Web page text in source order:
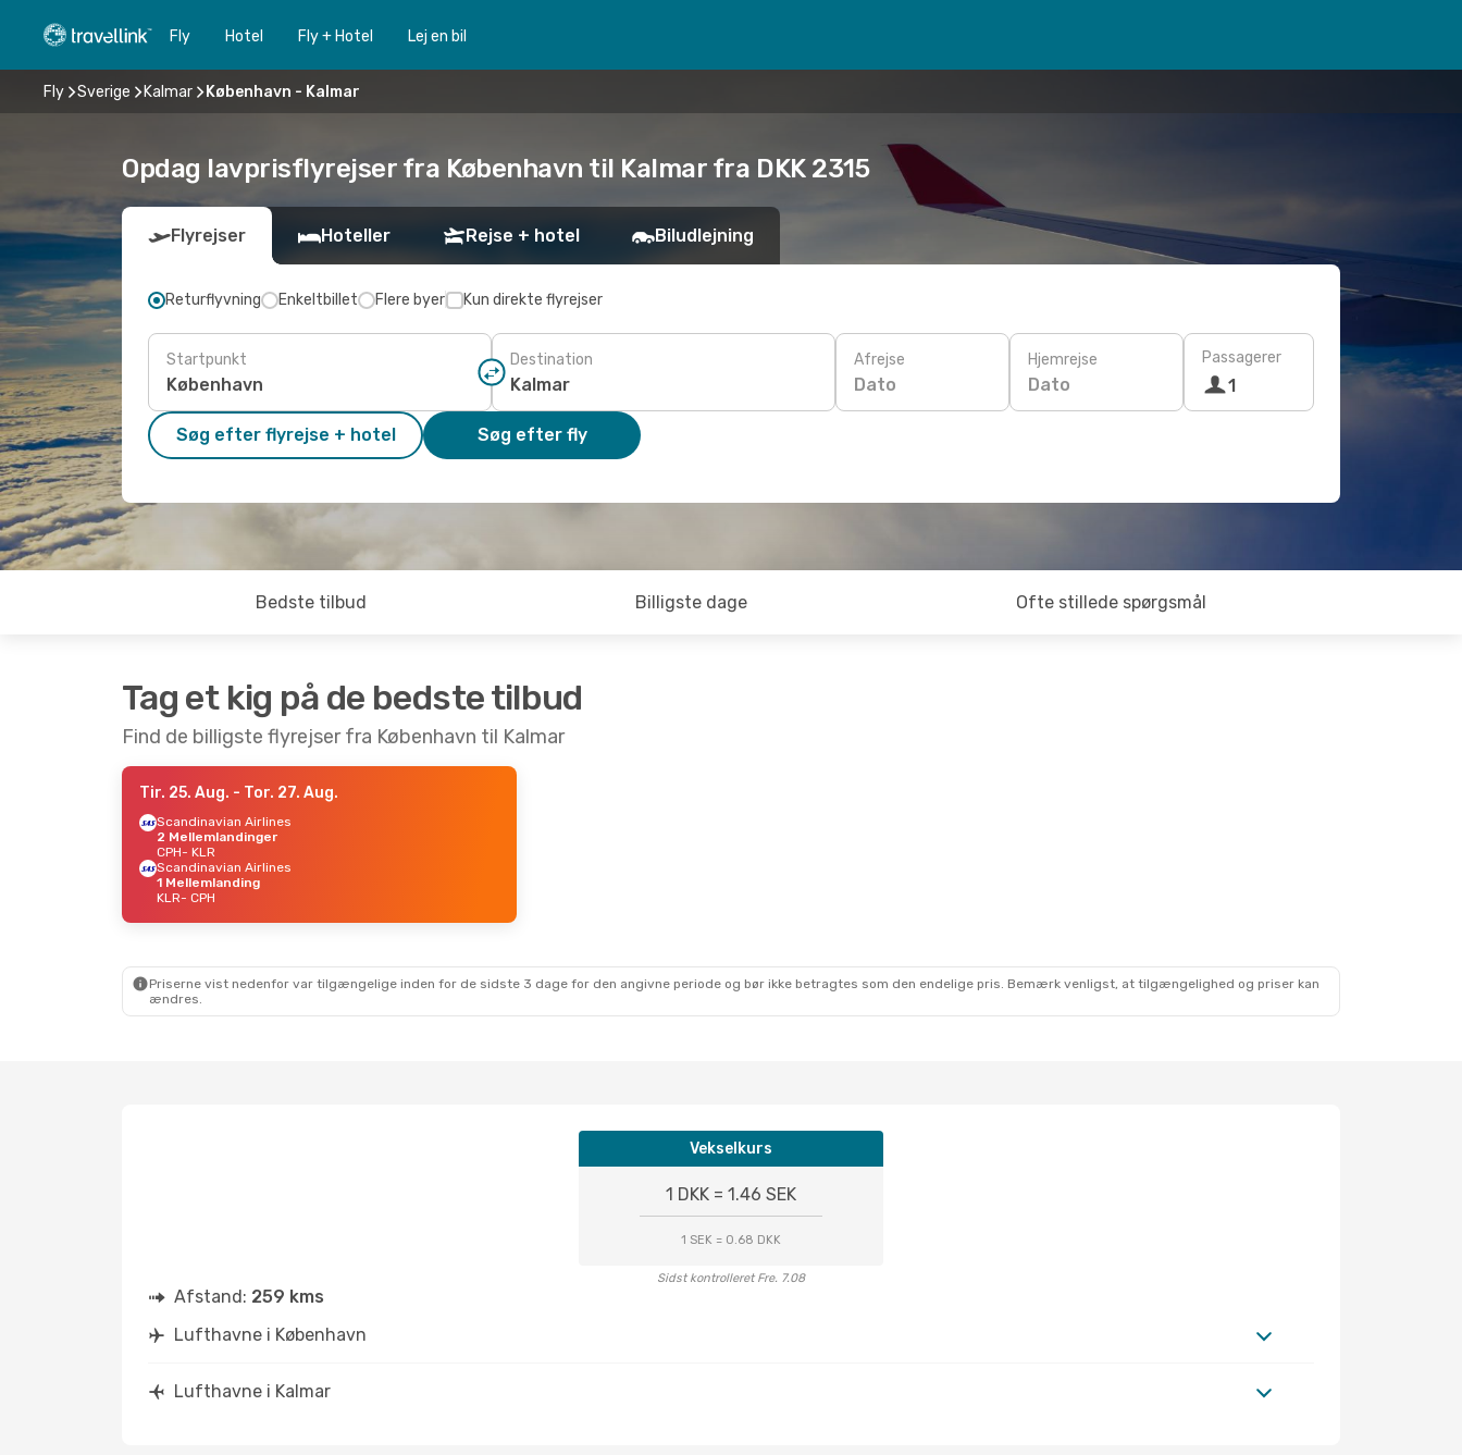
Fly Hotel Fly + Hotel Lej en bil
Fly Sverige Kalmar København - Kalmar
Opdag lavprisflyrejser fra København til Kalmar fra DKK 2315
Flyrejser Hoteller Rejse + hotel Biludlejning
Returflyvning Enkeltbillet Flere byer Kun direkte flyrejser
Startpunkt Destination Afrejse
Dato
Hjemrejse
Dato
Passagerer
1
Søg efter flyrejse + hotel Søg efter fly
Bedste tilbud Billigste dage Ofte stillede spørgsmål
Tag et kig på de bedste tilbud
Find de billigste flyrejser fra København til Kalmar
Tir. 25. Aug. - Tor. 27. Aug.
Scandinavian Airlines
2 Mellemlandinger
CPH- KLR
Scandinavian Airlines
1 Mellemlanding
KLR- CPH
Priserne vist nedenfor var tilgængelige inden for de sidste 3 dage for den angivne periode og bør ikke betragtes som den endelige pris. Bemærk venligst, at tilgængelighed og priser kan
ændres.
Vekselkurs
1 DKK = 1.46 SEK
1 SEK = 0.68 DKK
Sidst kontrolleret Fre. 7.08
Afstand: 259 kms
Lufthavne i København
Lufthavne i Kalmar